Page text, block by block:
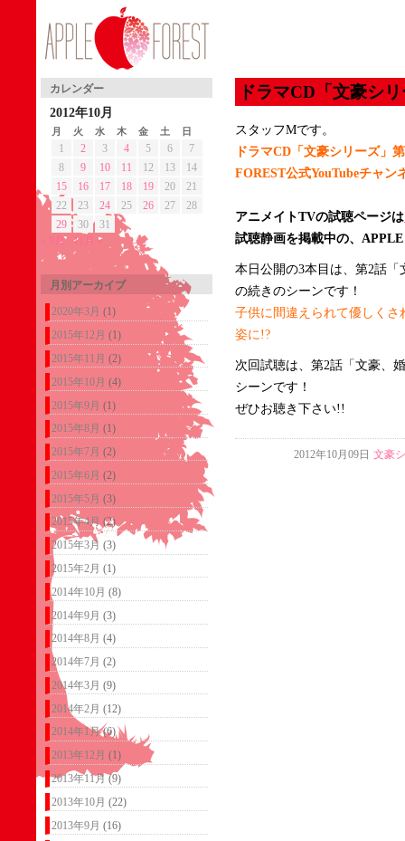
カレンダー
2012年10月
月 火 水 木 金 土 日
1 2 3 4 5 6
7
8
9 10 11 12 13
14
15
16 17 18 19 20
21
22
23 24 25 26 27
28
29
30
31
« 9月
11月 »
月別アーカイブ
2020年3月 (1)
2015年12月 (1)
2015年11月 (2)
2015年10月 (4)
2015年9月 (1)
2015年8月 (1)
2015年7月 (2)
2015年6月 (2)
2015年5月 (3)
2015年4月 (2)
2015年3月 (3)
2015年2月 (1)
2014年10月 (8)
2014年9月 (3)
2014年8月 (4)
2014年7月 (2)
2014年3月 (9)
2014年2月 (12)
2014年1月(6)
2013年12月 (1)
2013年11月 (9)
2013年10月 (22)
2013年9月 (16)
ドラマCD「文豪シ
スタッフMです。
ドラマCD「文豪シリーズ」
FOREST公式YouTubeチャン
アニメイトTVの試聴ページは
試聴静画を掲載中の、
本日公開の3本目は、第2話
の続きのシーンです！
子供に間違えられて優しく
姿に!?
次回試聴は、第2話「文豪、
シーンです！
ぜひお聴き下さい!!
2012年10月09日 文豪